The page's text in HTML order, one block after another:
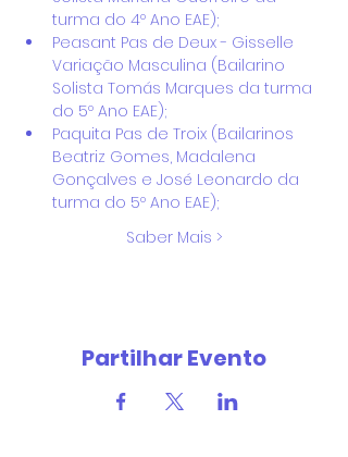
turma do 4º Ano EAE);
Peasant Pas de Deux - Gisselle
Variação Masculina (Bailarino
Solista Tomás Marques da turma
do 5º Ano EAE);
Paquita Pas de Troix (Bailarinos
Beatriz Gomes, Madalena
Gonçalves e José Leonardo da
turma do 5º Ano EAE);
Saber Mais >
Partilhar Evento